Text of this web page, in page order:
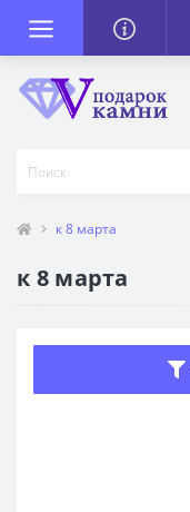
к 8 марта
к 8 марта